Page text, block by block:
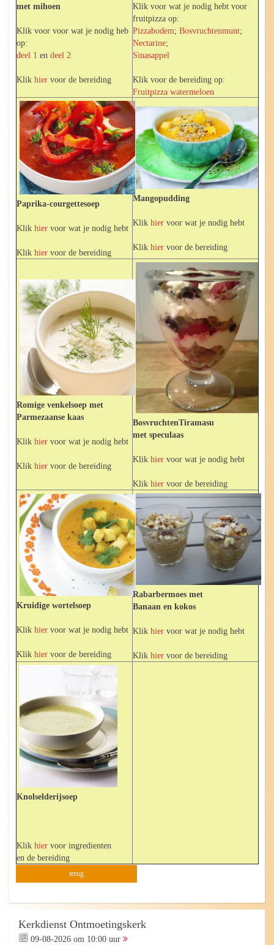
met mihoen
Klik voor voor wat je nodig heb
op:
deel 1 en deel 2
Klik hiervoor de bereiding
Klik voor wat je nodig hebt voor
fruitpizza op:
Pizzabodem; Bosvruchtenmunt;
Nectarine;
Sinasappel
Klik voor de bereiding op:
Fruitpizza watermeloen
Paprika-courgettesoep
Klik hiervoor wat je nodig hebt
Klik hiervoor de bereiding
Mangopudding
Klik hiervoor wat je nodig hebt
Klik hiervoor de bereiding
Romige venkelsoep met
Parmezaanse kaas
Klik hiervoor wat je nodig hebt
Klik hiervoor de bereiding
BosvruchtenTiramasu
met speculaas
Klik hiervoor wat je nodig hebt
Klik hiervoor de bereiding
Kruidige wortelsoep
Klik hiervoor wat je nodig hebt
Klik hiervoor de bereiding
Rabarbermoes met
Banaan en kokos
Klik hiervoor wat je nodig hebt
Klik hiervoor de bereiding
Knolselderijsoep
Klik hiervoor ingredienten
en de bereiding
terug
Kerkdienst Ontmoetingskerk
09-08-2026 om 10:00 uur